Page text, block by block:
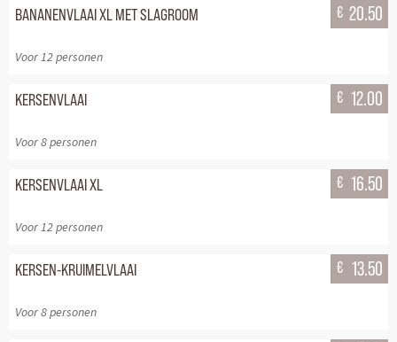
BANANENVLAAI XL MET SLAGROOM
Voor 12 personen
€ 20.50
KERSENVLAAI
Voor 8 personen
€ 12.00
KERSENVLAAI XL
Voor 12 personen
€ 16.50
KERSEN-KRUIMELVLAAI
Voor 8 personen
€ 13.50